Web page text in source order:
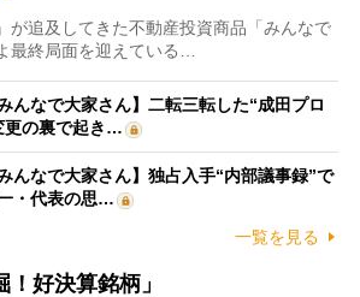
追及してきた不動産投資商品「みんなで
最終局面を迎えている…
んなで大家さん】二転三転した“成田プロ
更の裏で起き…
んなで大家さん】独占入手“内部議事録”で
・代表の思…
一覧を見る
好決算銘柄」